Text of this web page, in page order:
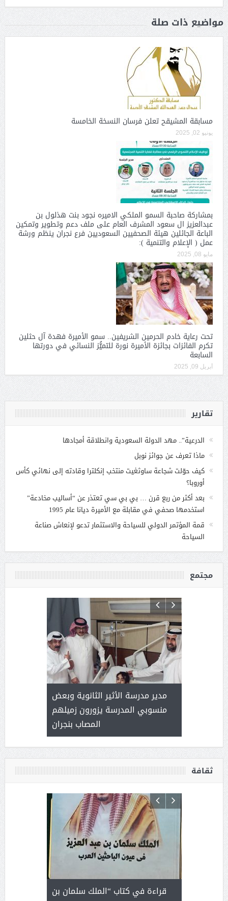
مواضيع ذات صلة
مسابقة المشيقح تعلن فرسان النسخة الخامسة
يونيو 02, 2025
بمشاركة صاحبة السمو الملكي الاميره نجود بنت هذلول بن
عبدالعزيز ال سعود المشرف العام على ملف دعم وتطوير وتمكين
الباعة الجائلين هيئة الصحفيين السعوديين فرع نجران ينظم ورشة
عمل ( الإعلام والتنمية ):
مايو 08, 2025
تحت رعاية خادم الحرمين الشريفين.. سمو الأميرة فهدة آل حثلين
تكرم الفائزات بجائزة الأميرة نورة للتميُّز النسائي في دورتها
السابعة
أبريل 09, 2025
تقارير
الدرعية”.. مهد الدولة السعودية وانطلاقة أمجادها
ماذا تعرف عن جوائز نوبل
كيف حوّلت شجاعة ساوثغيت منتخب إنكلترا وقادته إلى نهائي كأس
أوروبا؟
بعد أكثر من ربع قرن … بي بي سي تعتذر عن “أساليب مخادعة”
استخدمها صحفي في مقابلة مع الأميرة ديانا عام 1995
قمة المؤتمر الدولي للسياحة والاستثمار تدعو لإنعاش صناعة
السياحة
مجتمع
( محمد
مدير مدرسة الأثير الثانوية وبعض
منسوبي المدرسة يزورون زميلهم
المصاب بنجران
ثقافة
قراءة في كتاب “الملك سلمان بن
لايعرف